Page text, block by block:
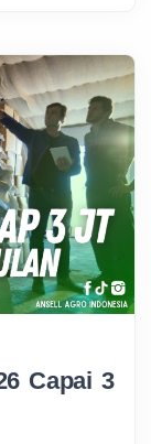
Capai 3